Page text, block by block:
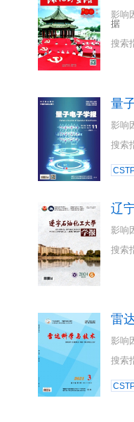
影响
据
搜索
量
影响
搜索
辽
影响
搜索
雷
影响
搜索